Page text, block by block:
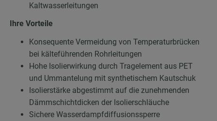
Kaltwasserleitungen
Ihre Vorteile
Konsequente Vermeidung von Temperaturbrücken
bei kälteführenden Rohrleitungen
Hohe Isolierwirkung durch Tragelement aus PET
und Ummantelung mit synthetischem Kautschuk
Isolierstärke abgestimmt auf die zunehmenden
Dämmschichtdicken der Isolierschläuche
Sichere Wasserdampfdiffusionssperre